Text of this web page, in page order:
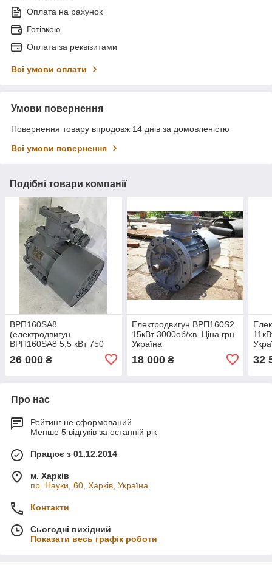
Оплата на рахунок
Готівкою
Оплата за реквізитами
Всі умови оплати
Умови повернення
Повернення товару впродовж 14 днів за домовленістю
Всі умови повернення
Подібні товари компанії
ВРП160SA8
(електродвигун
ВРП160SA8 5,5 кВт 750
26 000 ₴
Електродвигун ВРП160Ѕ2
15кВт 3000об/хв. Ціна грн
Україна
18 000₴ 32
Про нас
Рейтинг не сформований
Менше 5 відгуків за останній рік
Працює з 01.12.2014
м. Харків
пр. Науки, 60, Харків, Україна
Контакти
Сьогодні вихідний
Показати весь графік роботи